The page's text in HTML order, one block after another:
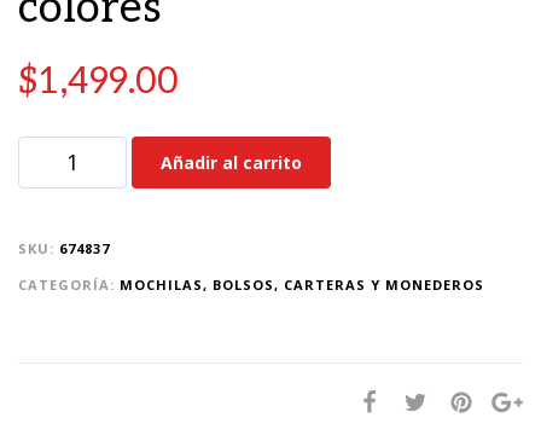
$1,499.00
Añadir al carrito
SKU: 674837
CATEGORÍA: MOCHILAS, BOLSOS, CARTERAS Y MONEDEROS